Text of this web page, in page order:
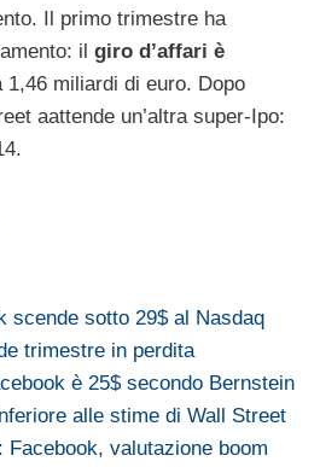
Il primo trimestre ha
il giro d’affari è
1,46 miliardi di euro. Dopo
aattende un’altra super-Ipo:
scende sotto 29$ al Nasdaq
trimestre in perdita
è 25$ secondo Bernstein
alle stime di Wall Street
Facebook, valutazione boom